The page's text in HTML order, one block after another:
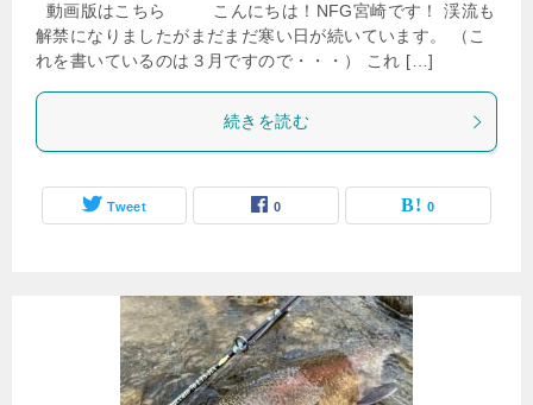
動画版はこちら こんにちは！NFG宮崎です！ 渓流も
解禁になりましたがまだまだ寒い日が続いています。 （こ
れを書いているのは３月ですので・・・） これ […]
続きを読む
Tweet 0 0